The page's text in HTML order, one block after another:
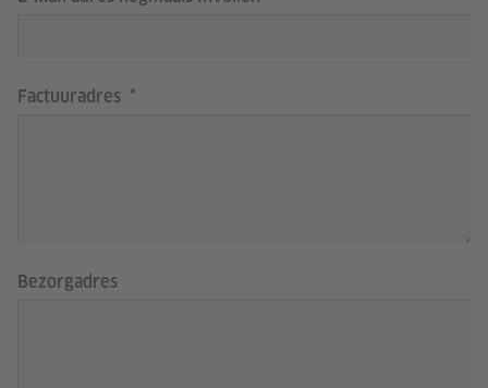
Factuuradres
Bezorgadres